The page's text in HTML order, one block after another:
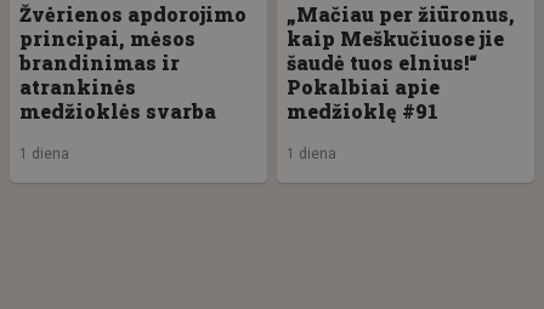
Žvėrienos apdorojimo
principai, mėsos
brandinimas ir
atrankinės
medžioklės svarba
1 diena
„Mačiau per žiūronus,
kaip Meškučiuose jie
šaudė tuos elnius!“
Pokalbiai apie
medžioklę #91
1 diena